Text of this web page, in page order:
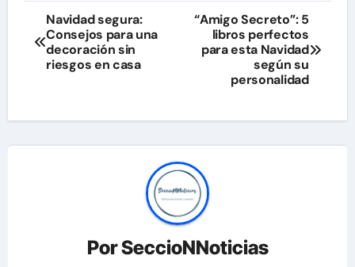
Navegación
de
entradas
Navidad segura:
Consejos para una
decoración sin
riesgos en casa
“Amigo Secreto”: 5
libros perfectos
para esta Navidad
según su
personalidad
PorSeccioNNoticias